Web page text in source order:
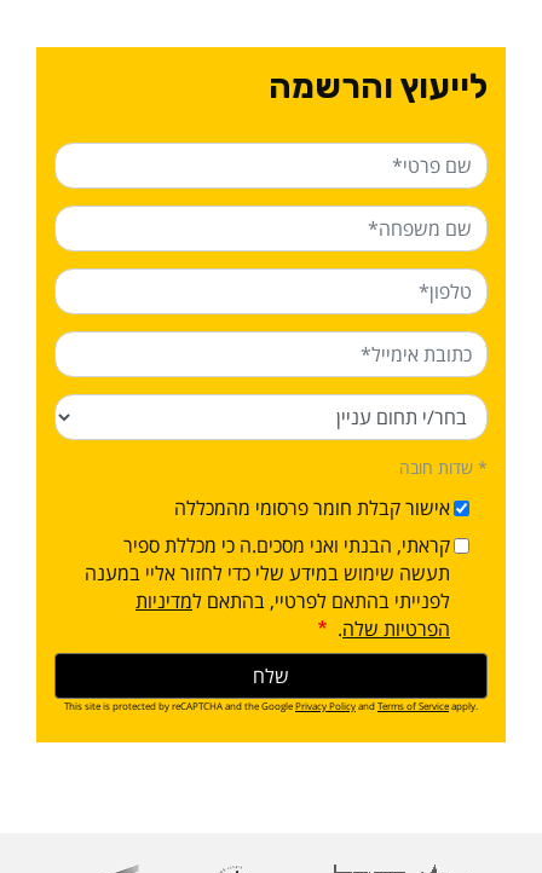
לייעוץ והרשמה
* שדות חובה
אישור קבלת חומר פרסומי מהמכללה
קראתי, הבנתי ואני מסכים.ה כי מכללת ספיר
תעשה שימוש במידע שלי כדי לחזור אליי במענה
לפנייתי בהתאם לפרטיי, בהתאם למדיניות
הפרטיות שלה.
This site is protected by reCAPTCHA and the GooglePrivacy PolicyandTerms of Serviceapply.